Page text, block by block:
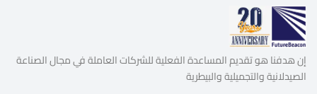
إن هدفنا هو تقديم المساعدة الفعلية للشركات العاملة في مجال الصناعة
الصيدلانية والتجميلية والبيطرية